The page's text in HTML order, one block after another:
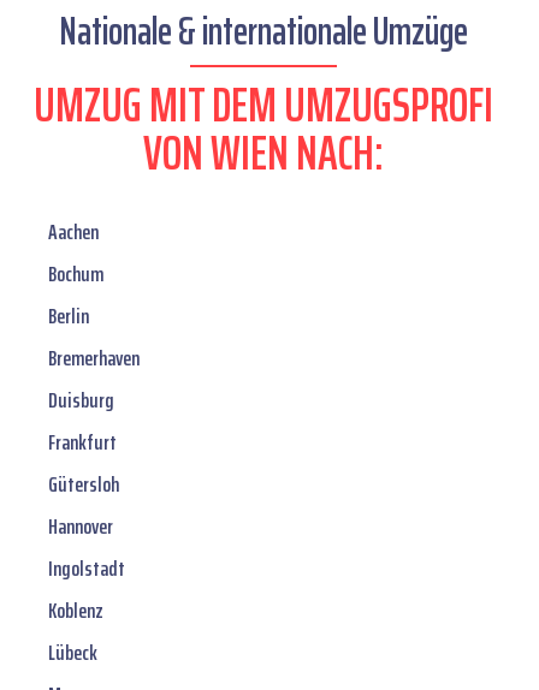
Nationale & internationale Umzüge
UMZUG MIT DEM UMZUGSPROFI
VON WIEN NACH:
Aachen
Bochum
Berlin
Bremerhaven
Duisburg
Frankfurt
Gütersloh
Hannover
Ingolstadt
Koblenz
Lübeck